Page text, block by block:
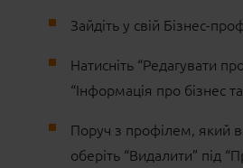
Зайдіть у свій Бізнес-
Натисніть “Редагувати
“Інформація про бізнес
Поруч з профілем, який
оберіть “Видалити” під